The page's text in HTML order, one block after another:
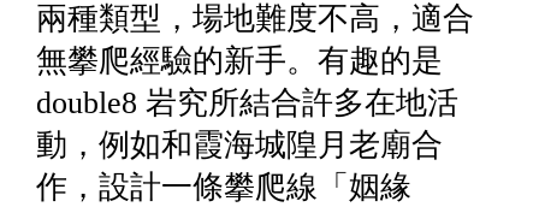
兩種類型，場地難度不高，適合
無攀爬經驗的新手。有趣的是
double8 岩究所結合許多在地活
動，例如和霞海城隍月老廟合
作，設計一條攀爬線「姻緣